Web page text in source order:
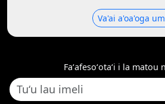
Va'ai a'oa'oga
Faʻafesoʻotaʻi i la matou